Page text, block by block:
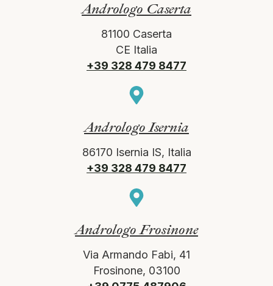
Andrologo Caserta
81100 Caserta
CE Italia
+39 328 479 8477
Andrologo Isernia
86170 Isernia IS, Italia
+39 328 479 8477
Andrologo Frosinone
Via Armando Fabi, 41
Frosinone, 03100